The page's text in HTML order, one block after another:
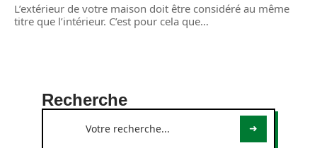
L’extérieur de votre maison doit être considéré au même
titre que l’intérieur. C’est pour cela que…
Recherche